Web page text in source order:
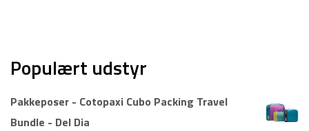
Populært udstyr
Pakkeposer - Cotopaxi Cubo Packing Travel
Bundle - Del Dia